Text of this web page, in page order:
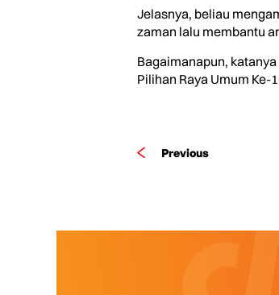
Jelasnya, beliau
zaman lalu membantu
Bagaimanapun,
Pilihan Raya Umum Ke-
Previous